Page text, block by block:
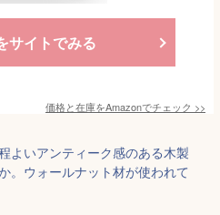
サイトでみる
価格と在庫をAmazonでチェック >>
よいアンティーク感のある木製
。ウォールナット材が使われて